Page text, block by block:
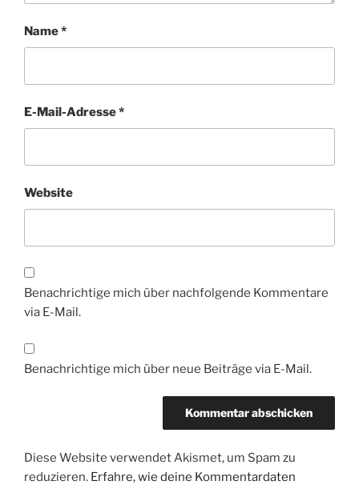
Name*
E-Mail-Adresse*
Website
Benachrichtige mich über nachfolgende Kommentare
via E-Mail.
Benachrichtige mich über neue Beiträge via E-Mail.
Diese Website verwendet Akismet, um Spam zu
reduzieren. Erfahre, wie deine Kommentardaten